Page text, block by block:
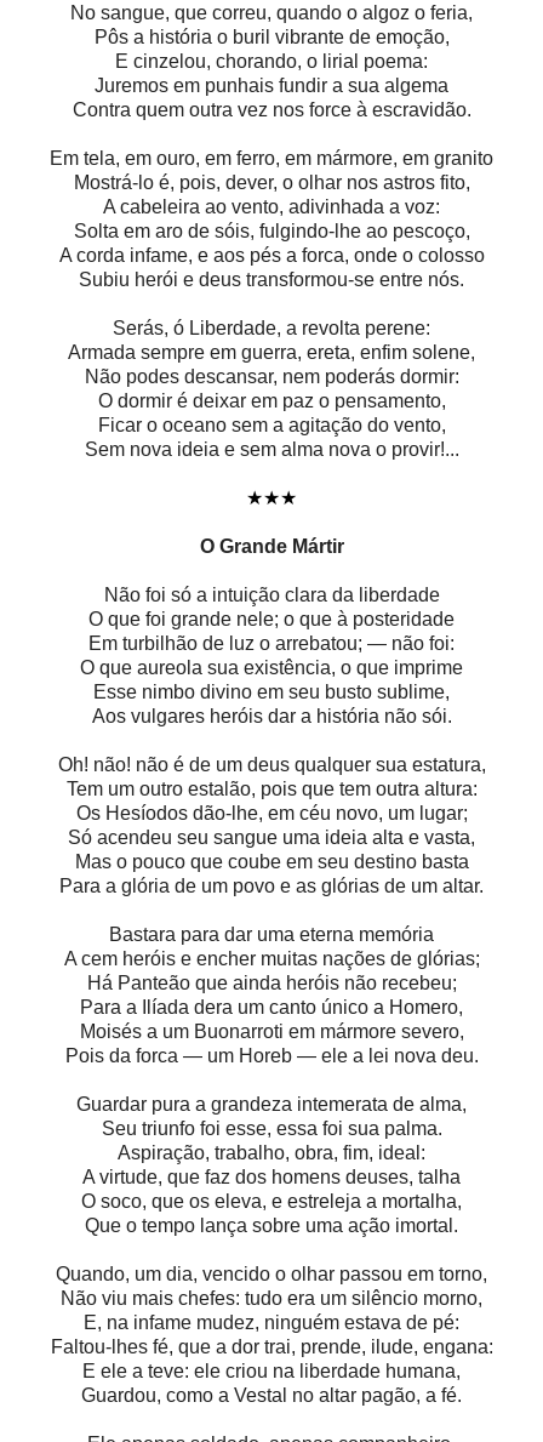
No sangue, que correu, quando o algoz o feria,
Pôs a história o buril vibrante de emoção,
E cinzelou, chorando, o lirial poema:
Juremos em punhais fundir a sua algema
Contra quem outra vez nos force à escravidão.
Em tela, em ouro, em ferro, em mármore, em granito
Mostrá-lo é, pois, dever, o olhar nos astros fito,
A cabeleira ao vento, adivinhada a voz:
Solta em aro de sóis, fulgindo-lhe ao pescoço,
A corda infame, e aos pés a forca, onde o colosso
Subiu herói e deus transformou-se entre nós.
Serás, ó Liberdade, a revolta perene:
Armada sempre em guerra, ereta, enfim solene,
Não podes descansar, nem poderás dormir:
O dormir é deixar em paz o pensamento,
Ficar o oceano sem a agitação do vento,
Sem nova ideia e sem alma nova o provir!...
★★★
O Grande Mártir
Não foi só a intuição clara da liberdade
O que foi grande nele; o que à posteridade
Em turbilhão de luz o arrebatou; — não foi:
O que aureola sua existência, o que imprime
Esse nimbo divino em seu busto sublime,
Aos vulgares heróis dar a história não sói.
Oh! não! não é de um deus qualquer sua estatura,
Tem um outro estalão, pois que tem outra altura:
Os Hesíodos dão-lhe, em céu novo, um lugar;
Só acendeu seu sangue uma ideia alta e vasta,
Mas o pouco que coube em seu destino basta
Para a glória de um povo e as glórias de um altar.
Bastara para dar uma eterna memória
A cem heróis e encher muitas nações de glórias;
Há Panteão que ainda heróis não recebeu;
Para a Ilíada dera um canto único a Homero,
Moisés a um Buonarroti em mármore severo,
Pois da forca — um Horeb — ele a lei nova deu.
Guardar pura a grandeza intemerata de alma,
Seu triunfo foi esse, essa foi sua palma.
Aspiração, trabalho, obra, fim, ideal:
A virtude, que faz dos homens deuses, talha
O soco, que os eleva, e estreleja a mortalha,
Que o tempo lança sobre uma ação imortal.
Quando, um dia, vencido o olhar passou em torno,
Não viu mais chefes: tudo era um silêncio morno,
E, na infame mudez, ninguém estava de pé:
Faltou-lhes fé, que a dor trai, prende, ilude, engana:
E ele a teve: ele criou na liberdade humana,
Guardou, como a Vestal no altar pagão, a fé.